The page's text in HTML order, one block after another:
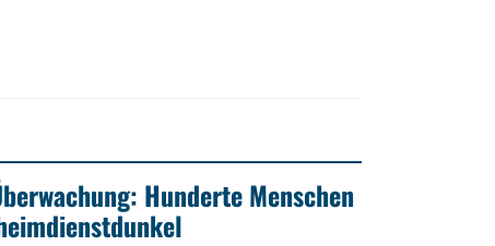
Hunderte Menschen